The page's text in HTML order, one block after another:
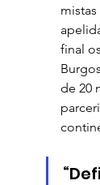
final
de 20